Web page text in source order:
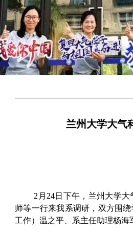
兰州大学大气
2 月 24日下午，兰州大学
师等一行来我系调研，双方围
工作）温之平、系主任助理杨海